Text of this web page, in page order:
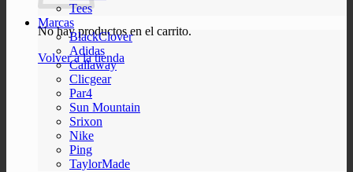
No hay productos en el carrito.
Volver a la tienda
Tees
Marcas
BlackClover
Adidas
Callaway
Clicgear
Par4
Sun Mountain
Srixon
Nike
Ping
TaylorMade